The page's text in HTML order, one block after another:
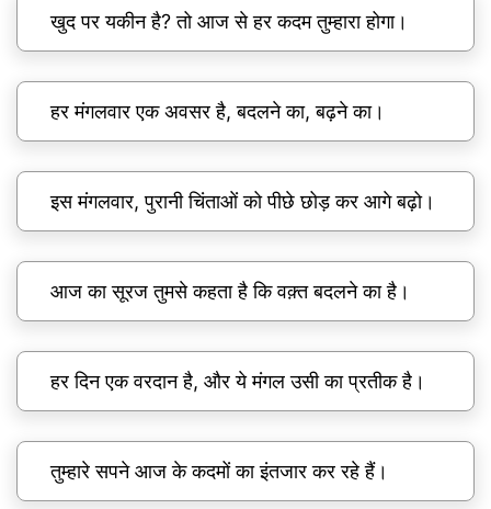
खुद पर यकीन है? तो आज से हर कदम तुम्हारा होगा।
हर मंगलवार एक अवसर है, बदलने का, बढ़ने का।
इस मंगलवार, पुरानी चिंताओं को पीछे छोड़ कर आगे बढ़ो।
आज का सूरज तुमसे कहता है कि वक़्त बदलने का है।
हर दिन एक वरदान है, और ये मंगल उसी का प्रतीक है।
तुम्हारे सपने आज के कदमों का इंतजार कर रहे हैं।